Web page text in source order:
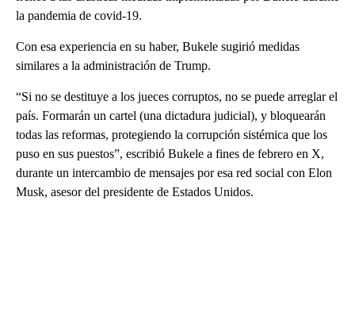
la pandemia de covid-19.
Con esa experiencia en su haber, Bukele sugirió medidas
similares a la administración de Trump.
“Si no se destituye a los jueces corruptos, no se puede arreglar el
país. Formarán un cartel (una dictadura judicial), y bloquearán
todas las reformas, protegiendo la corrupción sistémica que los
puso en sus puestos”, escribió Bukele a fines de febrero en X,
durante un intercambio de mensajes por esa red social con Elon
Musk, asesor del presidente de Estados Unidos.